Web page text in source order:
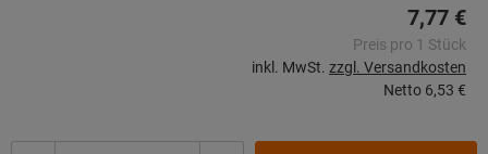
7,77 €
Preis pro 1 Stück
inkl. MwSt. zzgl. Versandkosten
Netto 6,53 €